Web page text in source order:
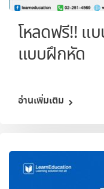
โหลดฟรี!! แ
แบบฝึกหัด
อ่านเพิ่มเติม